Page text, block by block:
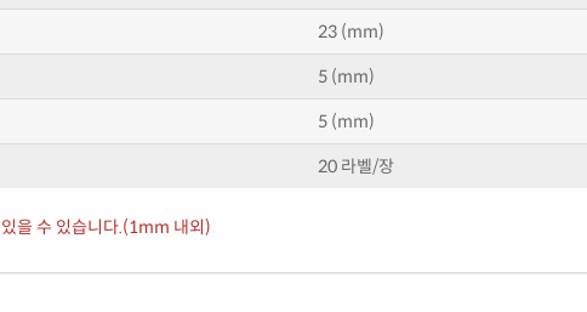
23 (mm)
5 (mm)
5 (mm)
20 라벨/장
을 수 있습니다.(1mm 내외)